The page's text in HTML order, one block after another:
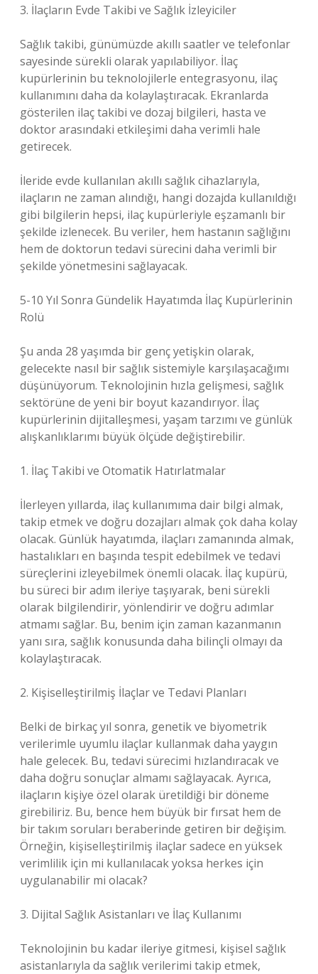
3. İlaçların Evde Takibi ve Sağlık İzleyiciler
Sağlık takibi, günümüzde akıllı saatler ve telefonlar
sayesinde sürekli olarak yapılabiliyor. İlaç
kupürlerinin bu teknolojilerle entegrasyonu, ilaç
kullanımını daha da kolaylaştıracak. Ekranlarda
gösterilen ilaç takibi ve dozaj bilgileri, hasta ve
doktor arasındaki etkileşimi daha verimli hale
getirecek.
İleride evde kullanılan akıllı sağlık cihazlarıyla,
ilaçların ne zaman alındığı, hangi dozajda kullanıldığı
gibi bilgilerin hepsi, ilaç kupürleriyle eşzamanlı bir
şekilde izlenecek. Bu veriler, hem hastanın sağlığını
hem de doktorun tedavi sürecini daha verimli bir
şekilde yönetmesini sağlayacak.
5-10 Yıl Sonra Gündelik Hayatımda İlaç Kupürlerinin
Rolü
Şu anda 28 yaşımda bir genç yetişkin olarak,
gelecekte nasıl bir sağlık sistemiyle karşılaşacağımı
düşünüyorum. Teknolojinin hızla gelişmesi, sağlık
sektörüne de yeni bir boyut kazandırıyor. İlaç
kupürlerinin dijitalleşmesi, yaşam tarzımı ve günlük
alışkanlıklarımı büyük ölçüde değiştirebilir.
1. İlaç Takibi ve Otomatik Hatırlatmalar
İlerleyen yıllarda, ilaç kullanımıma dair bilgi almak,
takip etmek ve doğru dozajları almak çok daha kolay
olacak. Günlük hayatımda, ilaçları zamanında almak,
hastalıkları en başında tespit edebilmek ve tedavi
süreçlerini izleyebilmek önemli olacak. İlaç kupürü,
bu süreci bir adım ileriye taşıyarak, beni sürekli
olarak bilgilendirir, yönlendirir ve doğru adımlar
atmamı sağlar. Bu, benim için zaman kazanmanın
yanı sıra, sağlık konusunda daha bilinçli olmayı da
kolaylaştıracak.
2. Kişiselleştirilmiş İlaçlar ve Tedavi Planları
Belki de birkaç yıl sonra, genetik ve biyometrik
verilerimle uyumlu ilaçlar kullanmak daha yaygın
hale gelecek. Bu, tedavi sürecimi hızlandıracak ve
daha doğru sonuçlar almamı sağlayacak. Ayrıca,
ilaçların kişiye özel olarak üretildiği bir döneme
girebiliriz. Bu, bence hem büyük bir fırsat hem de
bir takım soruları beraberinde getiren bir değişim.
Örneğin, kişiselleştirilmiş ilaçlar sadece en yüksek
verimlilik için mi kullanılacak yoksa herkes için
uygulanabilir mi olacak?
3. Dijital Sağlık Asistanları ve İlaç Kullanımı
Teknolojinin bu kadar ileriye gitmesi, kişisel sağlık
asistanlarıyla da sağlık verilerimi takip etmek,